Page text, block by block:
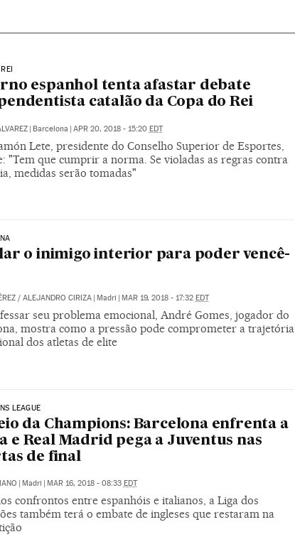
espanhol tenta afastar debate
catalão da Copa do Rei
| Barcelona | APR 20, 2018 - 15:20 EDT
Lete, presidente do Conselho Superior de Esportes,
"Tem que cumprir a norma. Se violadas as regras contra
medidas serão tomadas"
o inimigo interior para poder vencê-
/ ALEJANDRO CIRIZA Madri MAR 19, 2018 - 17:32 EDT
seu problema emocional, André Gomes, jogador do
mostra como a pressão pode comprometer a trajetória
dos atletas de elite
LEAGUE
da Champions: Barcelona enfrenta a
e Real Madrid pega a Juventus nas
de final
| Madri | MAR 16, 2018 - 08:33 EDT
confrontos entre espanhóis e italianos, a Liga dos
também terá o embate de ingleses que restaram na